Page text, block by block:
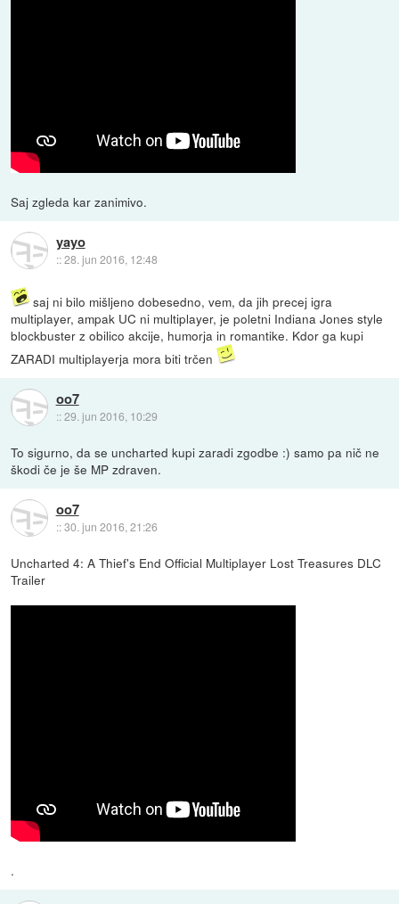
Saj zgleda kar zanimivo.
yayo
::28. jun 2016, 12:48
saj ni bilo mišljeno dobesedno, vem, da jih precej igra
multiplayer, ampak UC ni multiplayer, je poletni Indiana Jones style
blockbuster z obilico akcije, humorja in romantike. Kdor ga kupi
ZARADI multiplayerja mora biti trčen
oo7
::29. jun 2016, 10:29
To sigurno, da se uncharted kupi zaradi zgodbe :) samo pa nič ne
škodi če je še MP zdraven.
oo7
::30. jun 2016, 21:26
Uncharted 4: A Thief's End Official Multiplayer Lost Treasures DLC
Trailer
.